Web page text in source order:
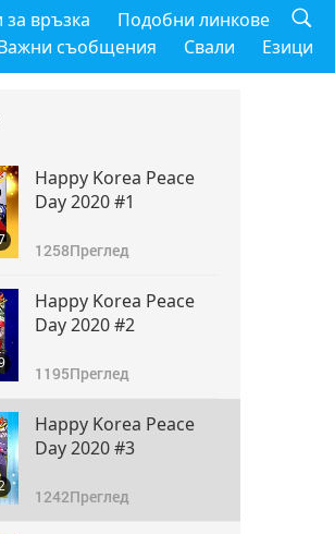
за връзка
Подобни линкове
съобщения Свали Езици
Happy Korea Peace
Day 2020 #1
1258Преглед
Happy Korea Peace
Day 2020 #2
1195Преглед
Happy Korea Peace
Day 2020 #3
1242Преглед